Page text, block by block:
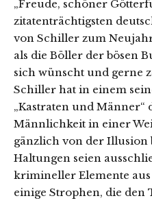
„Freude, schöner
zitatenträchtigsten
von Schiller zum
als die Böller der bösen
sich wünscht und gerne
Schiller hat in einem
„Kastraten und Männer“
Männlichkeit in einer
gänzlich von der Illusion
Haltungen seien
krimineller Elemente
einige Strophen, die den